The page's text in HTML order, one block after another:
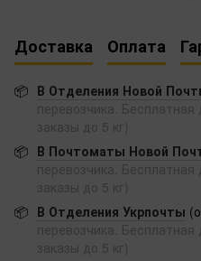
Доставка Оплата
📦 В Отделения Новой
перевозчика. Бесплатная
заказы до 5 кг)
📦 В Почтоматы Новой
перевозчика. Бесплатная
заказы до 5 кг)
📦 В Отделения Укрпочты
перевозчика. Бесплатная
заказы до 5 кг)